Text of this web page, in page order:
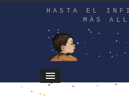
HASTA EL
MÁS